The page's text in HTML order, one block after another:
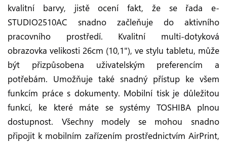
kvalitní barvy, jistě ocení fakt, že se řada e-
STUDIO2510AC snadno začleňuje do aktivního
pracovního prostředí. Kvalitní multi-dotyková
obrazovka velikosti 26cm (10,1"), ve stylu tabletu, může
být přizpůsobena uživatelským preferencím a
potřebám. Umožňuje také snadný přístup ke všem
funkcím práce s dokumenty. Mobilní tisk je důležitou
funkcí, ke které máte se systémy TOSHIBA plnou
dostupnost. Všechny modely se mohou snadno
připojit k mobilním zařízením prostřednictvím AirPrint,